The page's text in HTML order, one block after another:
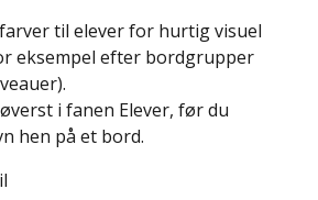
til elever for hurtig visuel
eksempel efter bordgrupper
i fanen Elever, før du
hen på et bord.